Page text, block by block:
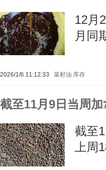
12月
月同
2026/1/6 11:12:33 菜籽油 库存
截至11月9日当周
截至
上周